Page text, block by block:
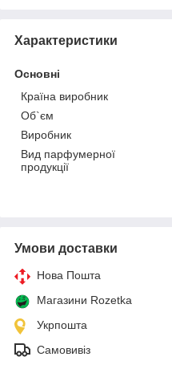
Характеристики
Основні
Країна виробник
Об`єм
Виробник
Вид парфумерної
продукції
Умови доставки
Нова Пошта
Магазини Rozetka
Укрпошта
Самовивіз